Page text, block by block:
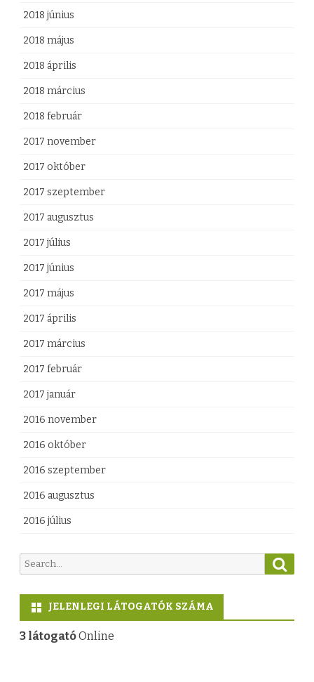
2018 június
2018 május
2018 április
2018 március
2018 február
2017 november
2017 október
2017 szeptember
2017 augusztus
2017 július
2017 június
2017 május
2017 április
2017 március
2017 február
2017 január
2016 november
2016 október
2016 szeptember
2016 augusztus
2016 július
a
c
e
h
JELENLEGI LÁTOGATÓK SZÁMA
3 látogatóOnline